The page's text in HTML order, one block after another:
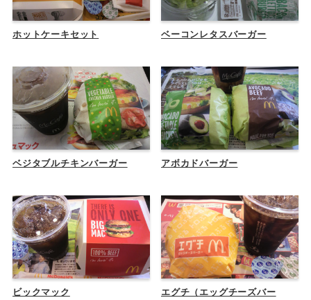
ホットケーキセット ベーコンレタスバーガー
ベジタブルチキンバーガー アボカドバーガー
ビックマック
エグチ（エッグチーズバー